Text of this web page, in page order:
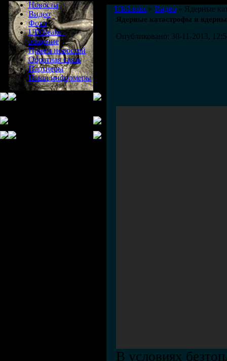
Новости
Видео
Фото
UFOleaks -
общение
Прием новостей
Обратная связь
Партнеры
Наши информеры
UfoLeaks » Видео » Ядерные
Ядерные катастрофы и
Опубликовано: 30-11-2013,
В условиях